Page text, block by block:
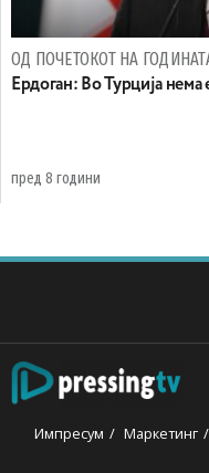
Ердоган: Во Турција нема
пред 8 години
Импресум Маркетинг